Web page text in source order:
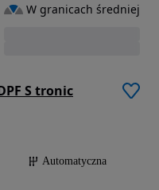
S tronic
Automatyczna
W granicach średniej